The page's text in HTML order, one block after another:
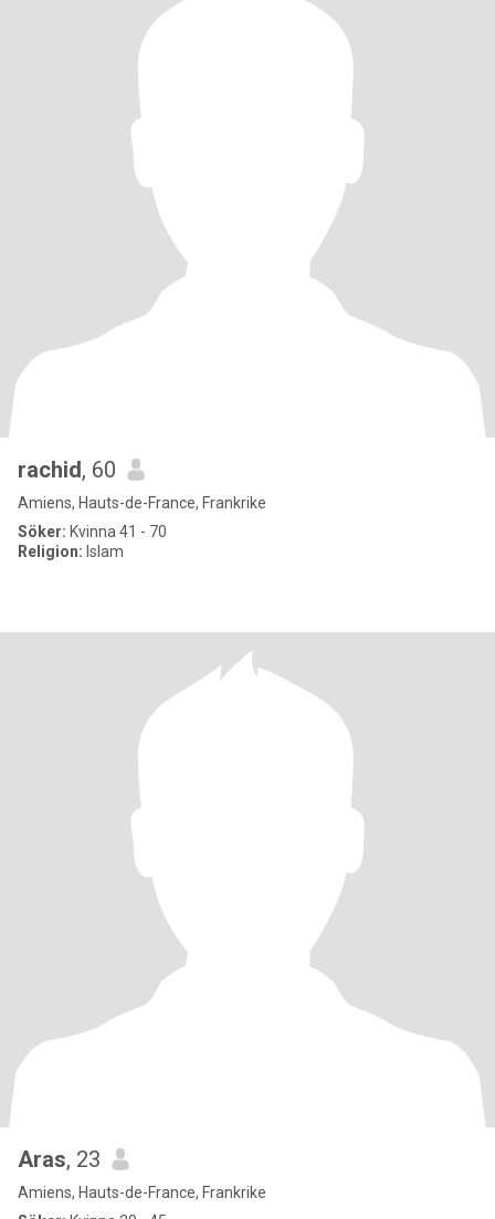
rachid, 60
Amiens, Hauts-de-France, Frankrike
Söker: Kvinna 41 - 70
Religion: Islam
Aras, 23
Amiens, Hauts-de-France, Frankrike